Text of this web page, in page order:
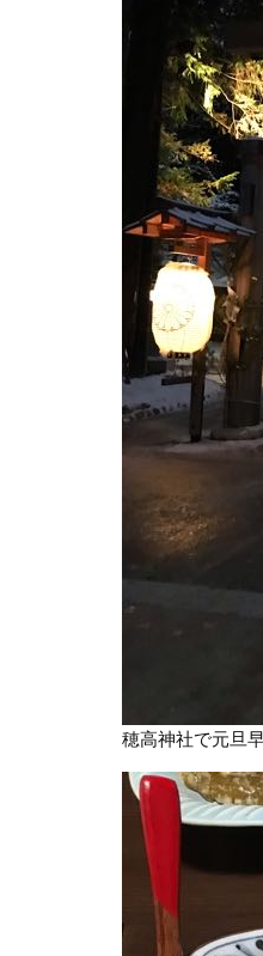
穂高神社で元旦